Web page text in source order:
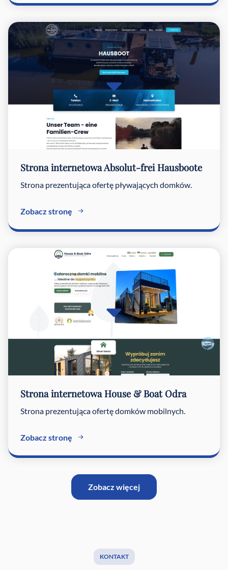
Strona internetowa Absolut-frei Hausboote
Strona prezentująca ofertę pływających domków.
Zobacz stronę
Strona internetowa House & Boat Odra
Strona prezentująca ofertę domków mobilnych.
Zobacz stronę
Zobacz więcej
KONTAKT